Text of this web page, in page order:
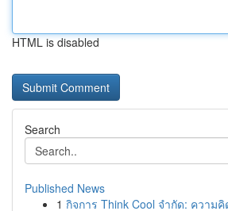
HTML is disabled
Search
Published News
1 กิจการ Think Cool จำกัด: ความ